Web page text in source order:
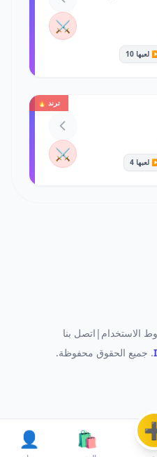
10
⚔️
ترند 🔥
لعبها 4 ⚔️
🛍️
👤
الاستخدام | اتصل بنا
. جميع الحقوق محفوظة.